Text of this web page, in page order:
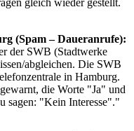
(Spam – Daueranrufe):
der SWB (Stadtwerke
abgleichen. Die SWB
in Hamburg.
die Worte "Ja" und
sagen: "Kein Interesse"."